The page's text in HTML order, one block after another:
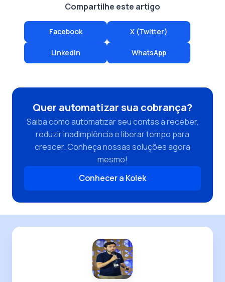
Compartilhe este artigo
Facebook X (Twitter)
LinkedIn WhatsApp
Quer automatizar sua cobrança?
Saiba como automatizar seu contas a receber,
reduzir inadimplência e liberar tempo para
crescer. Conheça nossas soluções agora
mesmo!
Conhecer a Kolek